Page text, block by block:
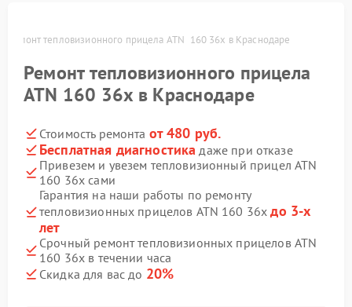
Ремонт тепловизионного прицела ATN  160 36x в Краснодаре
Ремонт тепловизионного прицела
ATN 160 36x в Краснодаре
Стоимость ремонта от 480 руб.
Бесплатная диагностика даже при отказе
Привезем и увезем тепловизионный прицел ATN
160 36x сами
Гарантия на наши работы по ремонту
тепловизионных прицелов ATN 160 36xдо 3-х
лет
Срочный ремонт тепловизионных прицелов ATN
160 36x в течении часа
Скидка для вас до 20%